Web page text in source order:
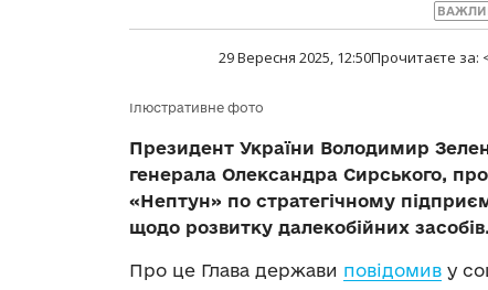
29 Вересня 2025, 12:50Прочитаєте за:
Ілюстративне фото
Президент України Володимир
генерала Олександра Сирського,
«Нептун» по стратегічному
щодо розвитку далекобійних засобів.
Про це Глава держави повідомив у